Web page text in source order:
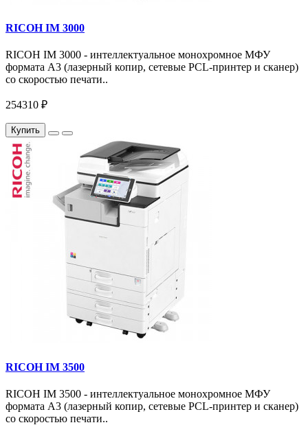
RICOH IM 3000
RICOH IM 3000 - интеллектуальное монохромное МФУ
формата А3 (лазерный копир, сетевые PCL-принтер и сканер)
со скоростью печати..
254310 ₽
Купить
RICOH IM 3500
RICOH IM 3500 - интеллектуальное монохромное МФУ
формата А3 (лазерный копир, сетевые PCL-принтер и сканер)
со скоростью печати..